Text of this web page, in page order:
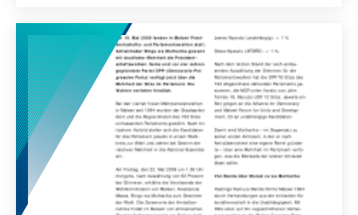
Fortsetzung des deutschen Einsatzes
befürwortet. Die vorliegende Publikation
stellt der populären Kritik an der deutschen
Afghanistan-Politik die Argumente gegenüber,
die nicht nur für eine Fortsetzung, sondern
sogar für eine Verstärkung des deutschen
Engagements in Afghanistan sprechen.